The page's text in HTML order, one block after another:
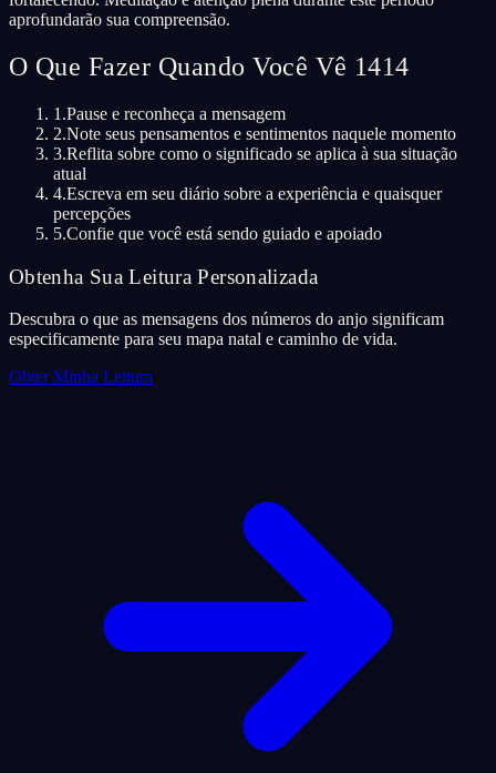
aprofundarão sua compreensão.
O Que Fazer Quando Você Vê 1414
1.Pause e reconheça a mensagem
2.Note seus pensamentos e sentimentos naquele momento
3.Reflita sobre como o significado se aplica à sua situação
atual
4.Escreva em seu diário sobre a experiência e quaisquer
percepções
5.Confie que você está sendo guiado e apoiado
Obtenha Sua Leitura Personalizada
Descubra o que as mensagens dos números do anjo significam
especificamente para seu mapa natal e caminho de vida.
Obter Minha Leitura